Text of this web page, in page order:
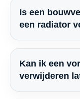
Is een
een radiator
Kan ik een
verwijderen